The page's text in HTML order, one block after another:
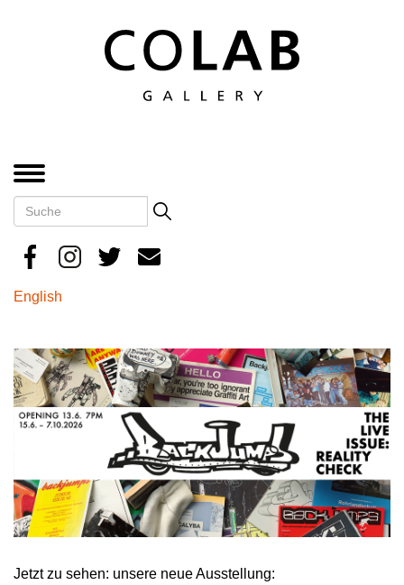
Search
Suche
English
Jetzt zu sehen: unsere neue Ausstellung: